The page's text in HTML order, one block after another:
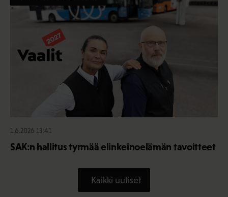
1.6.2026 13:41
SAK:n hallitus tyrmää elinkeinoelämän tavoitteet
Kaikki uutiset